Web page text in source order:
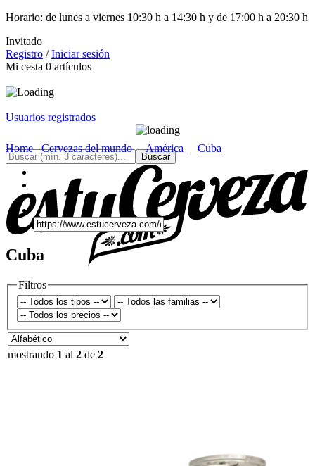
Horario: de lunes a viernes 10:30 h a 14:30 h y de 17:00 h a 20:30 h
Invitado
Registro /Iniciar sesión
Mi cesta 0 artículos
Usuarios registrados
Home Cervezas del mundo América Cuba
Cuba
Filtros
mostrando 1 al 2 de 2